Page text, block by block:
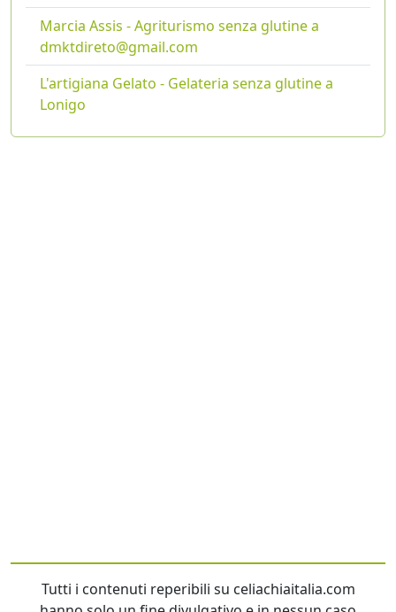
Marcia Assis - Agriturismo senza glutine a
dmktdireto@gmail.com
L'artigiana Gelato - Gelateria senza glutine a
Lonigo
Tutti i contenuti reperibili su celiachiaitalia.com